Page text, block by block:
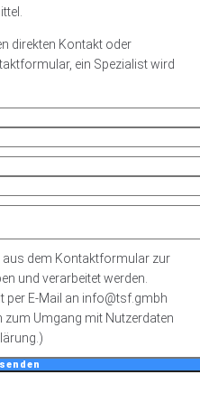
direkten Kontakt oder
ein Spezialist wird
aus dem Kontaktformular zur
und verarbeitet werden.
per E-Mail an info@tsf.gmbh
Umgang mit Nutzerdaten